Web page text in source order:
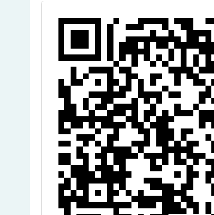
班」一案，請查
照。